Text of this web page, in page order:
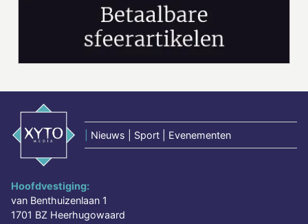
Nieuws | Sport | Evenementen
Hoofdvestiging:
van Benthuizenlaan 1
1701 BZ Heerhugowaard